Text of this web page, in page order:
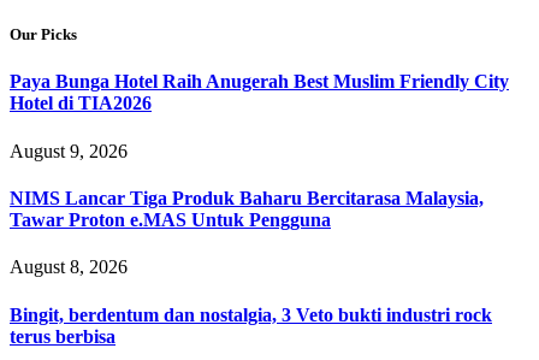
Our Picks
Paya Bunga Hotel Raih Anugerah Best Muslim Friendly City
Hotel di TIA2026
August 9, 2026
NIMS Lancar Tiga Produk Baharu Bercitarasa Malaysia,
Tawar Proton e.MAS Untuk Pengguna
August 8, 2026
Bingit, berdentum dan nostalgia, 3 Veto bukti industri rock
terus berbisa